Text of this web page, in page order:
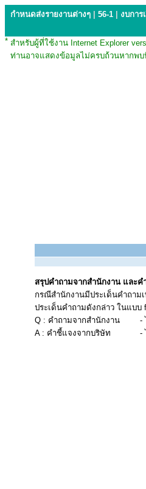
กำหนดส่งรายงานต่างๆ 56-1 งบการ
* สำหรับผู้ที่ใช้งาน Internet Explorer
ท่านอาจแสดงข้อมูลไม่ครบถ้วนหากพ
สรุปคำถามจากสำนักงาน และค
กรณีสำนักงานมีประเด็นคำถาม
ประเด็นคำถามดังกล่าว ในแบบ
Q : คำถามจากสำนักงาน
-
A : คำชี้แจงจากบริษัท
-